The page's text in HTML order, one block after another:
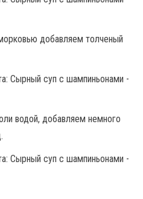
добавляем толченый
водой, добавляем немного